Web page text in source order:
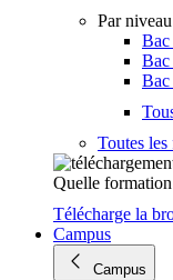
Par niveau
Bac
Toutes
Quelle
Télécharge la
Campus
Campus